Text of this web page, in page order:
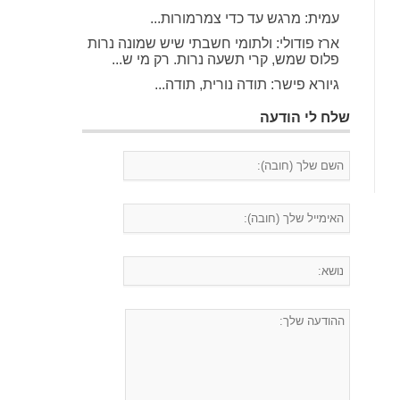
עמית: מרגש עד כדי צמרמורות...
ארז פודולי: ולתומי חשבתי שיש שמונה נרות
פלוס שמש, קרי תשעה נרות. רק מי ש...
גיורא פישר: תודה נורית, תודה...
שלח לי הודעה